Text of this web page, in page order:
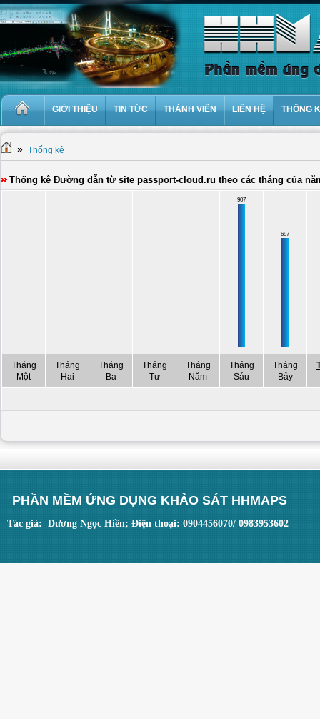
GIỚI THIỆU TIN TỨC THÀNH VIÊN LIÊN HỆ THỐNG
» Thống kê
Thống kê Đường dẫn từ site passport-cloud.ru theo các tháng của
907
687
Tháng
Một
Tháng
Hai
Tháng
Ba
Tháng
Tư
Tháng
Năm
Tháng
Sáu
Tháng
Bảy
PHẦN MỀM ỨNG DỤNG KHẢO SÁT HHMAPS
Tác giả: Dương Ngọc Hiền; Điện thoại: 0904456070/ 0983953602